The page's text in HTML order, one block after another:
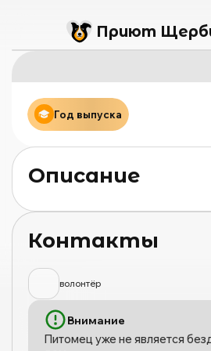
Приют
Описание
Контакты
волонтёр
Внимание
Питомец уже не является
Год выпуска